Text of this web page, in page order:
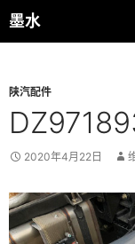
跳
至
墨水
搜
索
陕汽配件
2020年4月22日